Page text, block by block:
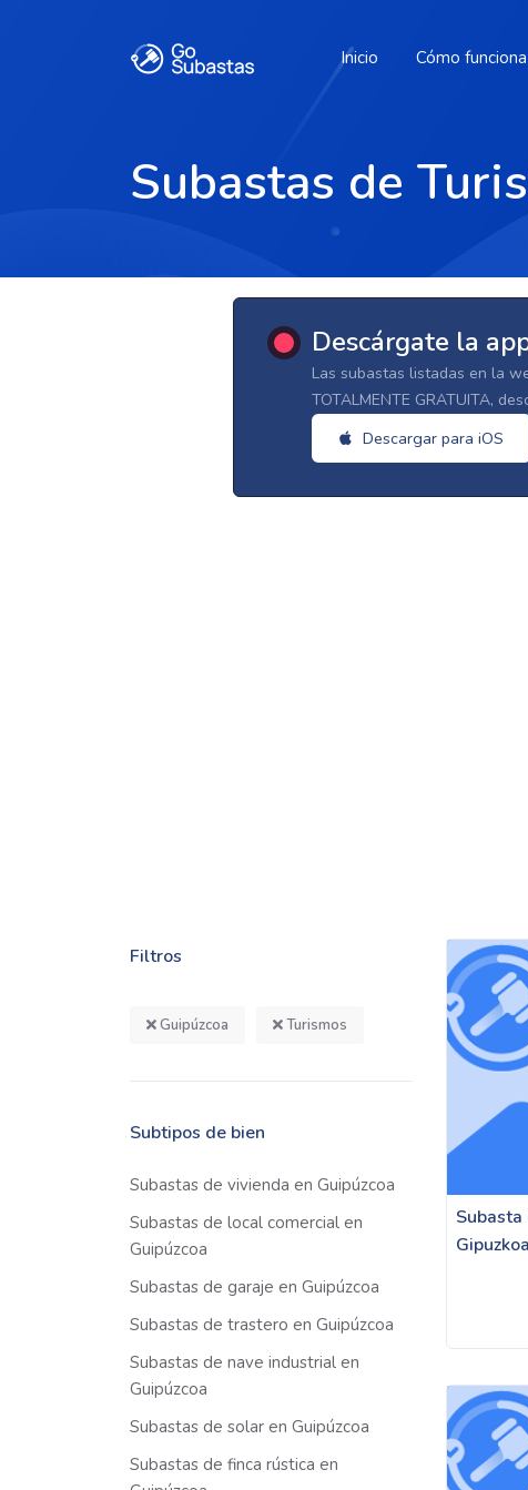
Inicio Cómo funciona
Subastas de
Descárgate la
Las subastas listadas en la
TOTALMENTE GRATUITA,
Descargar para iOS
Filtros
Guipúzcoa Turismos
Subtipos de bien
Subastas de vivienda en Guipúzcoa
Subastas de local comercial en
Guipúzcoa
Subastas de garaje en Guipúzcoa
Subastas de trastero en Guipúzcoa
Subastas de nave industrial en
Guipúzcoa
Subastas de solar en Guipúzcoa
Subastas de finca rústica en
Gipuzkoa